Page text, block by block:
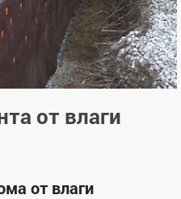
от влаги
от влаги